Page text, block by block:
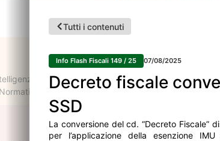
Tutti i contenuti
Info Flash Fiscali 149 / 25 07/08/2025
Decreto fiscale
SSD
La conversione del cd. “Decreto Fiscale”
per l’applicazione della esenzione
artificiale per semplificare la consultazione
creare riassunti di documenti, analizzare